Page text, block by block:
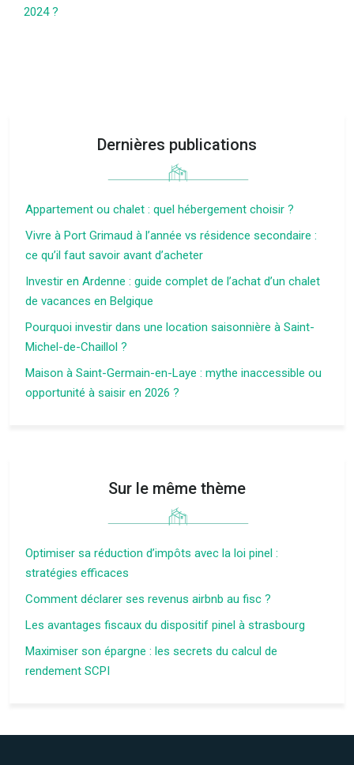
2024 ?
Dernières publications
Appartement ou chalet : quel hébergement choisir ?
Vivre à Port Grimaud à l’année vs résidence secondaire :
ce qu’il faut savoir avant d’acheter
Investir en Ardenne : guide complet de l’achat d’un chalet
de vacances en Belgique
Pourquoi investir dans une location saisonnière à Saint-
Michel-de-Chaillol ?
Maison à Saint-Germain-en-Laye : mythe inaccessible ou
opportunité à saisir en 2026 ?
Sur le même thème
Optimiser sa réduction d’impôts avec la loi pinel :
stratégies efficaces
Comment déclarer ses revenus airbnb au fisc ?
Les avantages fiscaux du dispositif pinel à strasbourg
Maximiser son épargne : les secrets du calcul de
rendement SCPI